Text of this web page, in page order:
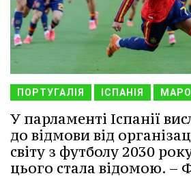
ПОРТУГАЛІЯ ІСПАНІЯ
У парламенті Іспанії
до відмови від
світу з футболу 2030
цього стала відомою. –